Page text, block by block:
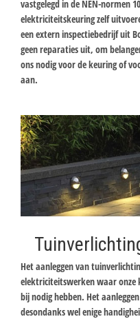
vastgelegd in de NEN-normen
elektriciteitskeuring zelf
een extern inspectiebedrijf uit
geen reparaties uit, om
ons nodig voor de keuring of
aan.
Het aanleggen van
elektriciteitswerken waar onze
bij nodig hebben. Het
desondanks wel enige